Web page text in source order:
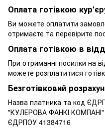
Оплата готівкою
Ви можете оплатити
отримаєте та перевірите
Оплата готівкою в
При отриманні посилки на
можете розплатитися
Безготівковий
Назва платника та код
"КУЛЕРОВА ФАНКІ КОМПАНІ"
ЄДРПОУ 41384716